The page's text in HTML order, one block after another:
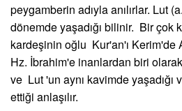
peygamberin adıyla anılırlar. Lut
dönemde yaşadığı bilinir. Bir çok
kardeşinin oğlu Kur'an'ı Kerim'de
Hz. İbrahim'e inanlardan biri
ve Lut 'un aynı kavimde yaşadığı
ettiği anlaşılır.